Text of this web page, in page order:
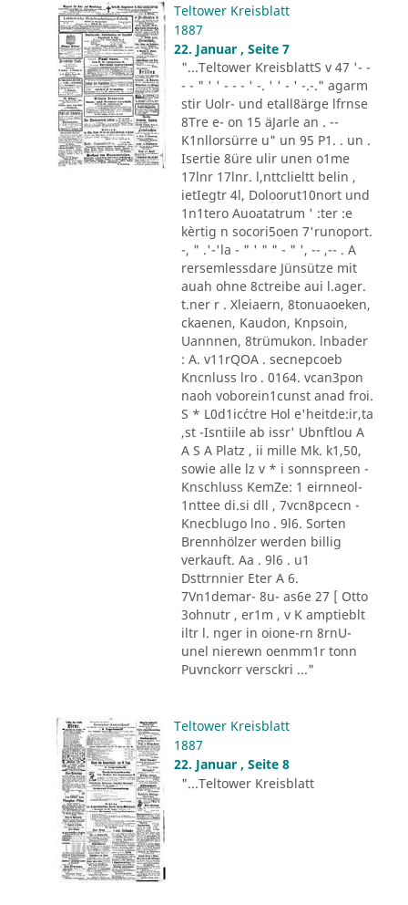
Teltower Kreisblatt
1887
22. Januar , Seite 7
"...Teltower KreisblattS v 47 '- -
- - " ' ' - - - ' -. ' ' - ' -.-." agarm
stir Uolr- und etall8ärge lfrnse
8Tre e- on 15 äJarle an . --
K1nllorsürre u" un 95 P1. . un .
Isertie 8üre ulir unen o1me
17lnr 17lnr. l,nttclieltt belin ,
ietIegtr 4l, Doloorut10nort und
1n1tero Auoatatrum ' :ter :e
kèrtig n socori5oen 7'runoport.
-, " .'-'la - " ' " " - " ', -- ,-- . A
rersemlessdare Jünsütze mit
auah ohne 8ctreibe aui l.ager.
t.ner r . Xleiaern, 8tonuaoeken,
ckaenen, Kaudon, Knpsoin,
Uannnen, 8trümukon. lnbader
: A. v11rQOA . secnepcoeb
Kncnluss lro . 0164. vcan3pon
naoh voborein1cunst anad froi.
S * L0d1ic´ctre Hol e'heitde:ir,ta
,st -Isntiile ab issr' Ubnftlou A
A S A Platz , ii mille Mk. k1,50,
sowie alle lz v * i sonnspreen -
Knschluss KemZe: 1 eirnneol-
1nttee di.si dll , 7vcn8pcecn -
Knecblugo lno . 9l6. Sorten
Brennhölzer werden billig
verkauft. Aa . 9l6 . u1
Dsttrnnier Eter A 6.
7Vn1demar- 8u- as6e 27 [ Otto
3ohnutr , er1m , v K amptieblt
iltr l. nger in oione-rn 8rnU-
unel nierewn oenmm1r tonn
Puvnckorr versckri ..."
Teltower Kreisblatt
1887
22. Januar , Seite 8
"...Teltower Kreisblatt